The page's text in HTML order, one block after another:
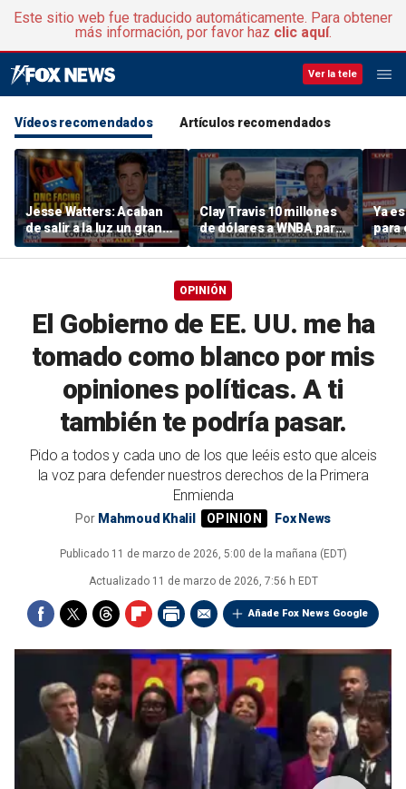
Este sitio web fue traducido automáticamente. Para obtener
más información, por favor haz clic aquí.
Ver la tele
Vídeos recomendados Artículos recomendados
Jesse Watters: Acaban
de salir a la luz un gran
encubrimiento
Clay Travis 10 millones
de dólares a WNBA para
que jueguen contra un
equipo masculino de
Ya
para
OPINIÓN
El Gobierno de EE. UU. me ha
tomado como blanco por mis
opiniones políticas. A ti
también te podría pasar.
Pido a todos y cada uno de los que leéis esto que alceis
la voz para defender nuestros derechos de la Primera
Enmienda
Por Mahmoud Khalil Fox News
Publicado 11 de marzo de 2026, 5:00 de la mañana (EDT)
Actualizado 11 de marzo de 2026, 7:56 h EDT
Añade Fox News Google